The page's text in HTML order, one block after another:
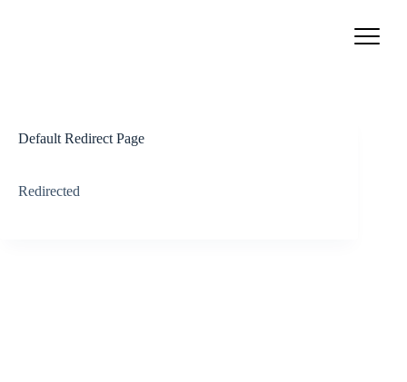
Default Redirect Page
Redirected